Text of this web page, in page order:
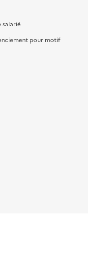
salarié
pour motif